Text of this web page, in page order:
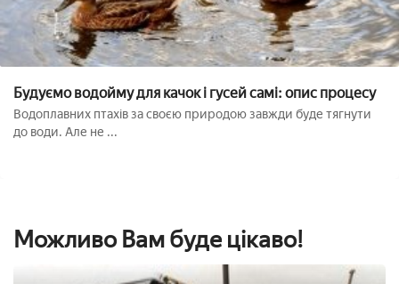
Будуємо водойму для качок і гусей самі: опис процесу
Водоплавних птахів за своєю природою завжди буде тягнути
до води. Але не ...
Можливо Вам буде цікаво!